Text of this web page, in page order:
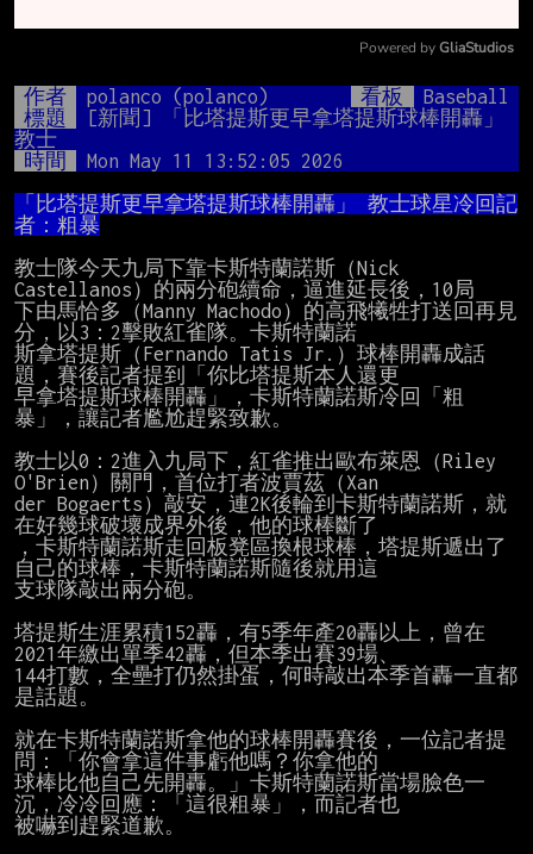
Mute
Powered by GliaStudios
作者 polanco (polanco) 看板
Baseball
標題
[新聞] 「比塔提斯更早拿塔提斯球棒開轟」
教士
時間
Mon May 11 13:52:05 2026
「比塔提斯更早拿塔提斯球棒開轟」 教士球星冷回記
者：粗暴
教士隊今天九局下靠卡斯特蘭諾斯（Nick
Castellanos）的兩分砲續命，逼進延長後，10局
下由馬恰多（Manny Machodo）的高飛犧牲打送回再見
分，以3：2擊敗紅雀隊。卡斯特蘭諾
斯拿塔提斯（Fernando Tatis Jr.）球棒開轟成話
題，賽後記者提到「你比塔提斯本人還更
早拿塔提斯球棒開轟」，卡斯特蘭諾斯冷回「粗
暴」，讓記者尷尬趕緊致歉。
教士以0：2進入九局下，紅雀推出歐布萊恩（Riley
O'Brien）關門，首位打者波賈茲（Xan
der Bogaerts）敲安，連2K後輪到卡斯特蘭諾斯，就
在好幾球破壞成界外後，他的球棒斷了
，卡斯特蘭諾斯走回板凳區換根球棒，塔提斯遞出了
自己的球棒，卡斯特蘭諾斯隨後就用這
支球隊敲出兩分砲。
塔提斯生涯累積152轟，有5季年產20轟以上，曾在
2021年繳出單季42轟，但本季出賽39場、
144打數，全壘打仍然掛蛋，何時敲出本季首轟一直都
是話題。
就在卡斯特蘭諾斯拿他的球棒開轟賽後，一位記者提
問：「你會拿這件事虧他嗎？你拿他的
球棒比他自己先開轟。」卡斯特蘭諾斯當場臉色一
沉，冷冷回應：「這很粗暴」，而記者也
被嚇到趕緊道歉。